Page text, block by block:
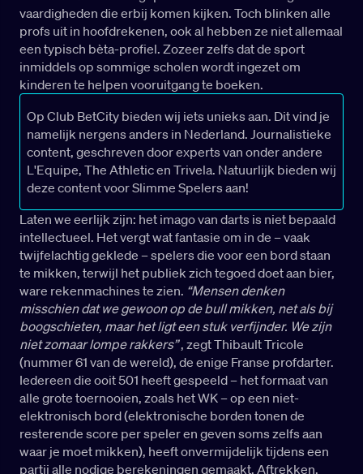
vaardigheden die erbij komen kijken. Toch blinken alle
profs uit in hoofdrekenen, ook al hebben ze niet allemaal
een typisch bèta-profiel. Zozeer zelfs dat de sport
inmiddels op sommige scholen wordt ingezet om
kinderen te helpen vooruitgang te boeken.
Op Club BetCity bieden wij iets unieks aan. Dit vind je
namelijk nergens anders in Nederland. Journalistieke
content, geschreven door experts van onder andere
L'Equipe, The Athletic en Trivela. Natuurlijk bieden wij
deze content voor Slimme Spelers aan!
Laten we eerlijk zijn: het imago van darts is niet bepaald
intellectueel. Het vergt wat fantasie om in de – vaak
twijfelachtig geklede – spelers die voor een bord staan
te mikken, terwijl het publiek zich tegoed doet aan bier,
ware rekenmachines te zien. “Mensen denken
misschien dat we gewoon op de bull mikken, net als bij
boogschieten, maar het ligt een stuk verfijnder. We zijn
niet zomaar lompe rakkers”, zegt Thibault Tricole
(nummer 61 van de wereld), de enige Franse profdarter.
Iedereen die ooit 501 heeft gespeeld – het formaat van
alle grote toernooien, zoals het WK – op een niet-
elektronisch bord (elektronische borden tonen de
resterende score per speler en geven soms zelfs aan
waar je moet mikken), heeft onvermijdelijk tijdens een
partij alle nodige berekeningen gemaakt. Aftrekken,